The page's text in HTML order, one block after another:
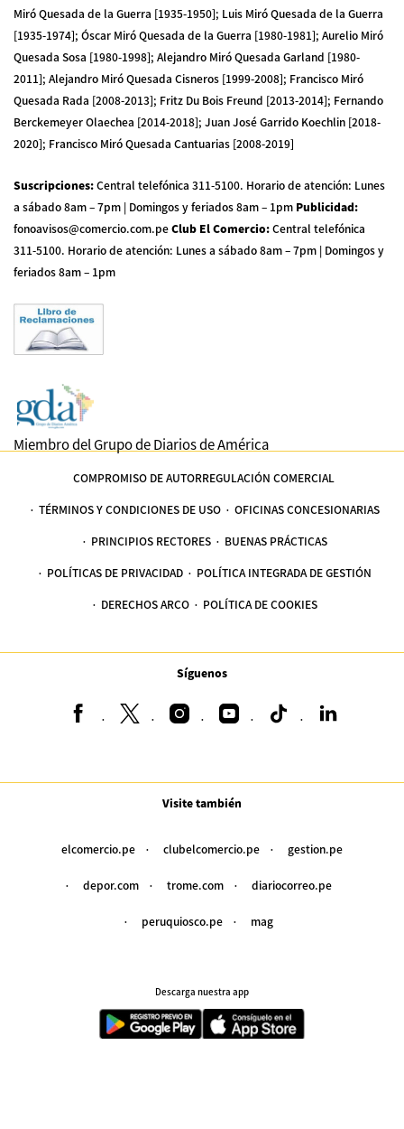
Miró Quesada de la Guerra [1935-1950]; Luis Miró Quesada de la Guerra
[1935-1974]; Óscar Miró Quesada de la Guerra [1980-1981]; Aurelio Miró
Quesada Sosa [1980-1998]; Alejandro Miró Quesada Garland [1980-
2011]; Alejandro Miró Quesada Cisneros [1999-2008]; Francisco Miró
Quesada Rada [2008-2013]; Fritz Du Bois Freund [2013-2014]; Fernando
Berckemeyer Olaechea [2014-2018]; Juan José Garrido Koechlin [2018-
2020]; Francisco Miró Quesada Cantuarias [2008-2019]
Suscripciones:Central telefónica 311-5100. Horario de atención: Lunes
a sábado 8am – 7pm | Domingos y feriados 8am – 1pm Publicidad:
fonoavisos@comercio.com.peClub El Comercio:Central telefónica
311-5100. Horario de atención: Lunes a sábado 8am – 7pm | Domingos y
feriados 8am – 1pm
Miembro del Grupo de Diarios de América
COMPROMISO DE AUTORREGULACIÓN COMERCIAL
TÉRMINOS Y CONDICIONES DE USO OFICINAS CONCESIONARIAS
PRINCIPIOS RECTORES BUENAS PRÁCTICAS
POLÍTICAS DE PRIVACIDAD POLÍTICA INTEGRADA DE GESTIÓN
DERECHOS ARCO POLÍTICA DE COOKIES
Síguenos
Visite también
elcomercio.pe clubelcomercio.pe gestion.pe
depor.com trome.com diariocorreo.pe
peruquiosco.pe mag
Descarga nuestra app